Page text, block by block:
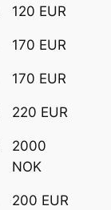
120 EUR
170 EUR
170 EUR
220 EUR
2000
NOK
200 EUR